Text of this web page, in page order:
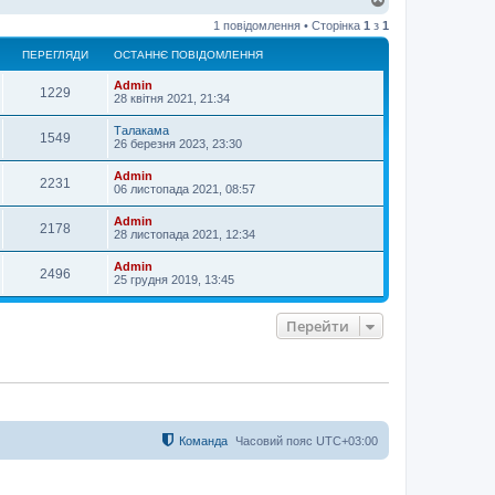
г
о
1 повідомлення • Сторінка 1 з 1
ПЕРЕГЛЯДИ ОСТАННЄ ПОВІДОМЛЕННЯ
1229
Admin
28 квітня 2021, 21:34
1549
Талакама
26 березня 2023, 23:30
2231
Admin
06 листопада 2021, 08:57
2178
Admin
28 листопада 2021, 12:34
2496
Admin
25 грудня 2019, 13:45
Перейти
Часовий пояс UTC+03:00
Команда